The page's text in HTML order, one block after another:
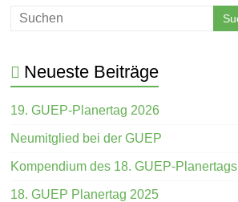
Neueste Beiträge
19. GUEP-Planertag 2026
Neumitglied bei der GUEP
Kompendium des 18. GUEP-Planertags
18. GUEP Planertag 2025